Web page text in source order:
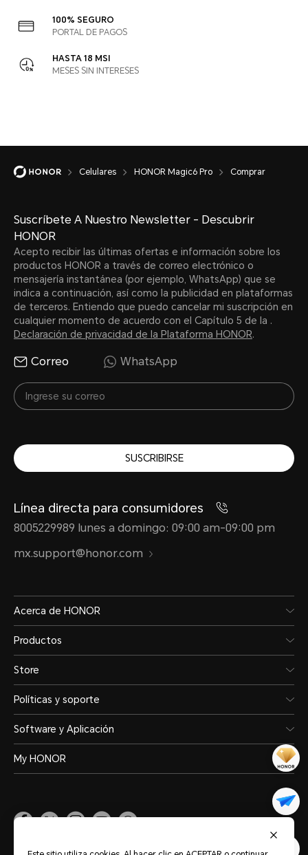
100% SEGURO
PORTAL DE PAGOS
HASTA 18 MSI
MESES SIN INTERESES
Celulares HONOR Magic6 Pro Comprar
Suscríbete A Nuestro Newsletter - Descubrir
HONOR
Acepto recibir las últimas ofertas e información sobre los
productos HONOR a través de correo electrónico o
mensajería instantánea (por ejemplo, WhatsApp) que se
indica a continuación, así como la publicidad en plataformas
de terceros. Entiendo que puedo cancelar mi suscripción en
cualquier momento de acuerdo con el Capítulo 5 de la .
Declaración de privacidad de la Plataforma HONOR.
Correo WhatsApp
SUSCRIBIRSE
Línea directa para consumidores
8005229989 lunes a domingo: 09:00 am-09:00 pm
mx.support@honor.com
Acerca de HONOR
Productos
Store
Políticas y soporte
Software y Aplicación
My HONOR
México (Español)